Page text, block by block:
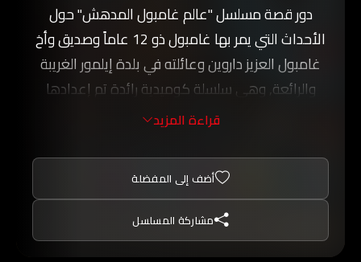
دور قصة مسلسل "عالم غامبول المدهش" حول
الأحداث التي يمر بها غامبول ذو 12 عاماً وصديق وأخ
غامبول العزيز داروين وعائلته في بلدة إيلمور الغريبة
والرائعة, وهي سلسلة كوميدية رائدة تم إعدادها
ضمن بيئة بلدة صغيرة وتشمل شخصيات متنوعة منها
استعد لتشعر بالذهول لدى مشاهدتك عالم غامبول
المدهش ومشاهدة المغامرات والاخطار التي تواجه
غامبول, ينصح بعدم مشاهدتة من قبل الأطفال تحت
سن 10 من دون توجيه من أحد الوالدين.
قراءة المزيد
أضف إلى المفضلة
مشاركة المسلسل